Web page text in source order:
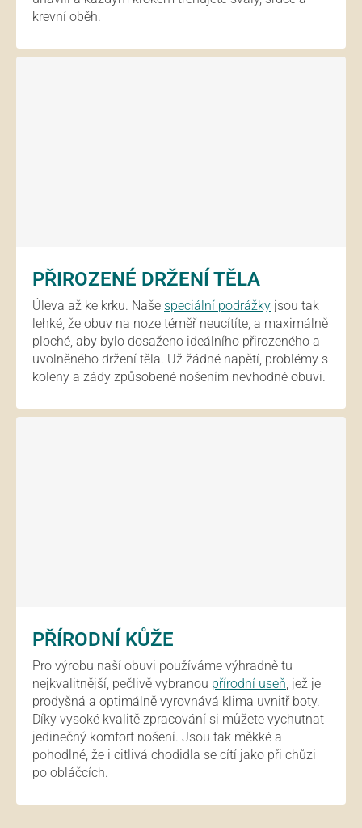
krevní oběh.
PŘIROZENÉ DRŽENÍ TĚLA
Úleva až ke krku. Naše speciální podrážky jsou tak
lehké, že obuv na noze téměř neucítíte, a maximálně
ploché, aby bylo dosaženo ideálního přirozeného a
uvolněného držení těla. Už žádné napětí, problémy s
koleny a zády způsobené nošením nevhodné obuvi.
PŘÍRODNÍ KŮŽE
Pro výrobu naší obuvi používáme výhradně tu
nejkvalitnější, pečlivě vybranou přírodní useň, jež je
prodyšná a optimálně vyrovnává klima uvnitř boty.
Díky vysoké kvalitě zpracování si můžete vychutnat
jedinečný komfort nošení. Jsou tak měkké a
pohodlné, že i citlivá chodidla se cítí jako při chůzi
po obláčcích.